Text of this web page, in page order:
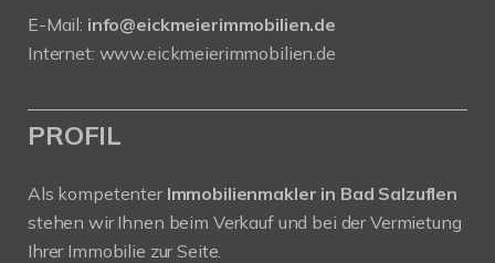
E-Mail: info@eickmeierimmobilien.de
Internet: www.eickmeierimmobilien.de
PROFIL
Als kompetenter Immobilienmakler in Bad Salzuflen
stehen wir Ihnen beim Verkauf und bei der Vermietung
Ihrer Immobilie zur Seite.